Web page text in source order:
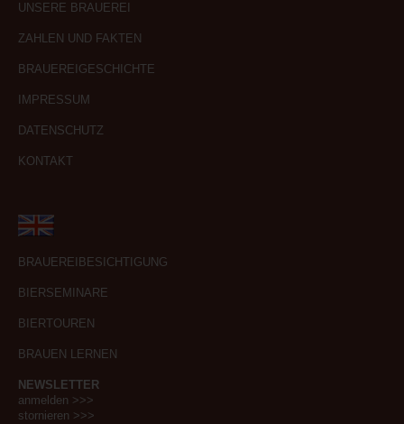
UNSERE BRAUEREI
ZAHLEN UND FAKTEN
BRAUEREIGESCHICHTE
IMPRESSUM
DATENSCHUTZ
KONTAKT
BRAUEREIBESICHTIGUNG
BIERSEMINARE
BIERTOUREN
BRAUEN LERNEN
NEWSLETTER
anmelden >>>
stornieren >>>